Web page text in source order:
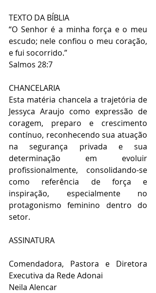
TEXTO DA BÍBLIA
“O Senhor é a minha força e o meu
escudo; nele confiou o meu coração,
e fui socorrido.”
Salmos 28:7
CHANCELARIA
Esta matéria chancela a trajetória de
Jessyca Araujo como expressão de
coragem, preparo e crescimento
contínuo, reconhecendo sua atuação
na segurança privada e sua
determinação em evoluir
profissionalmente, consolidando-se
como referência de força e
inspiração, especialmente no
protagonismo feminino dentro do
setor.
ASSINATURA
Comendadora, Pastora e Diretora
Executiva da Rede Adonai
Neila Alencar